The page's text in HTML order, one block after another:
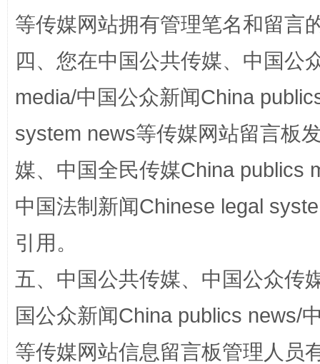
国家大学科技园优化重塑工作
扯下公款旅游的“隐身衣” 如何以
等传媒网站拥有管理笔名和留言
四、您在中国公共传媒、中国公
media/中国公众新闻China
system news等传媒网站留言板
媒、中国全民传媒China publics
中国法制新闻Chinese legal
引用。
五、中国公共传媒、中国公众传
国公众新闻China publics news/
等传媒网站信息留言板管理人员